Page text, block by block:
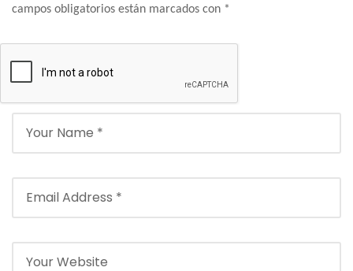
campos obligatorios están marcados con *